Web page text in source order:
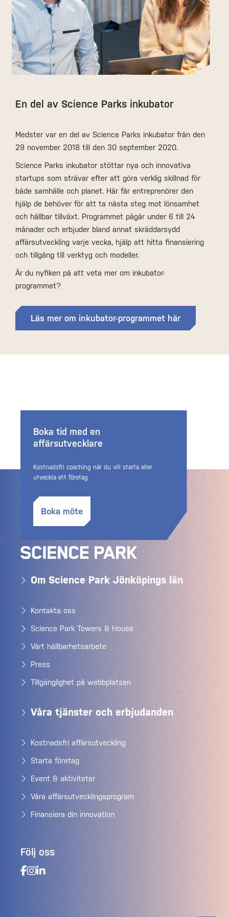
En del av Science Parks inkubator
Medster var en del av Science Parks inkubator från den
29 november 2018 till den 30 september 2020.
Science Parks inkubator stöttar nya och innovativa
startups som strävar efter att göra verklig skillnad för
både samhälle och planet. Här får entreprenörer den
hjälp de behöver för att ta nästa steg mot lönsamhet
och hållbar tillväxt. Programmet pågår under 6 till 24
månader och erbjuder bland annat skräddarsydd
affärsutveckling varje vecka, hjälp att hitta finansiering
och tillgång till verktyg och modeller.
Är du nyfiken på att veta mer om inkubator-
programmet?
Läs mer om inkubator-programmet här
Boka tid med en
affärsutvecklare
Kostnadsfri coaching när du vill starta eller
utveckla ett företag
Boka möte
Om Science Park Jönköpings län
Kontakta oss
Science Park Towers & House
Vårt hållbarhetsarbete
Press
Tillgänglighet på webbplatsen
Våra tjänster och erbjudanden
Kostnadsfri affärsutveckling
Starta företag
Event & aktiviteter
Våra affärsutvecklingsprogram
Finansiera din innovation
Följ oss